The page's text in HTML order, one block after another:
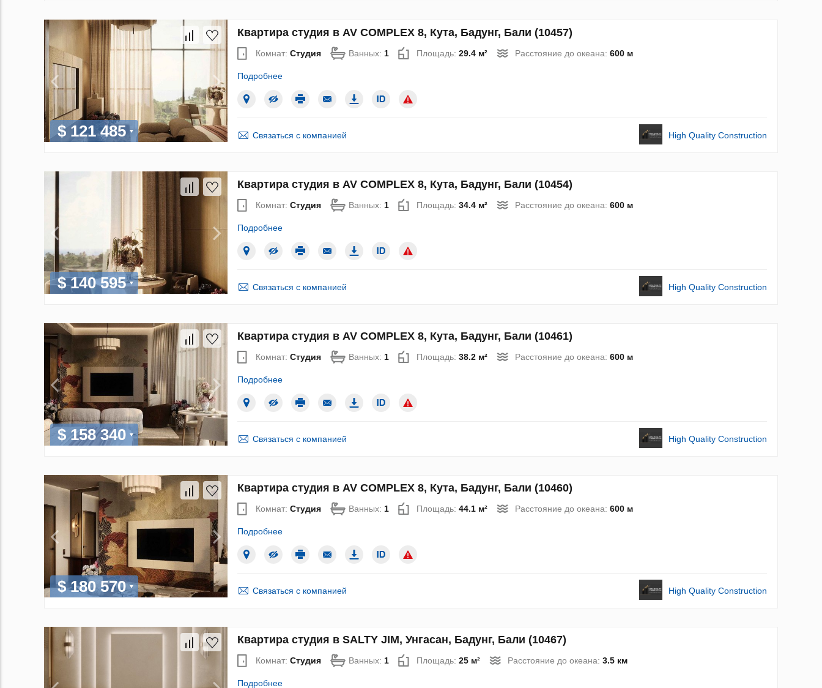
$ 121 485
Квартира студия в AV COMPLEX 8, Кута, Бадунг, Бали (10457)
Комнат: Студия Ванных: 1 Площадь: 29.4 м² Расстояние до океана: 600 м
Подробнее
Связаться с компанией High Quality Construction
$ 140 595
Квартира студия в AV COMPLEX 8, Кута, Бадунг, Бали (10454)
Комнат: Студия Ванных: 1 Площадь: 34.4 м² Расстояние до океана: 600 м
Подробнее
Связаться с компанией High Quality Construction
$ 158 340
Квартира студия в AV COMPLEX 8, Кута, Бадунг, Бали (10461)
Комнат: Студия Ванных: 1 Площадь: 38.2 м² Расстояние до океана: 600 м
Подробнее
Связаться с компанией High Quality Construction
$ 180 570
Квартира студия в AV COMPLEX 8, Кута, Бадунг, Бали (10460)
Комнат: Студия Ванных: 1 Площадь: 44.1 м² Расстояние до океана: 600 м
Подробнее
Связаться с компанией High Quality Construction
Квартира студия в SALTY JIM, Унгасан, Бадунг, Бали (10467)
Комнат: Студия Ванных: 1 Площадь: 25 м² Расстояние до океана: 3.5 км
Подробнее